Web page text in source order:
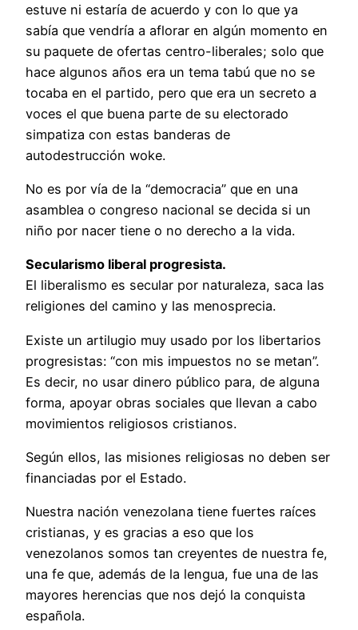
estuve ni estaría de acuerdo y con lo que ya
sabía que vendría a aflorar en algún momento en
su paquete de ofertas centro-liberales; solo que
hace algunos años era un tema tabú que no se
tocaba en el partido, pero que era un secreto a
voces el que buena parte de su electorado
simpatiza con estas banderas de
autodestrucción woke.
No es por vía de la “democracia” que en una
asamblea o congreso nacional se decida si un
niño por nacer tiene o no derecho a la vida.
Secularismo liberal progresista.
El liberalismo es secular por naturaleza, saca las
religiones del camino y las menosprecia.
Existe un artilugio muy usado por los libertarios
progresistas: “con mis impuestos no se metan”.
Es decir, no usar dinero público para, de alguna
forma, apoyar obras sociales que llevan a cabo
movimientos religiosos cristianos.
Según ellos, las misiones religiosas no deben ser
financiadas por el Estado.
Nuestra nación venezolana tiene fuertes raíces
cristianas, y es gracias a eso que los
venezolanos somos tan creyentes de nuestra fe,
una fe que, además de la lengua, fue una de las
mayores herencias que nos dejó la conquista
española.